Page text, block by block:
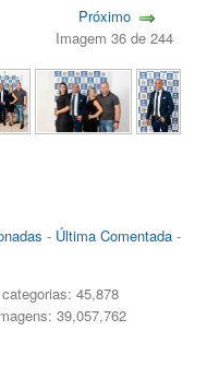
Próximo
Imagem 36 de 244
- Última Comentada-
45,878
39,057,762